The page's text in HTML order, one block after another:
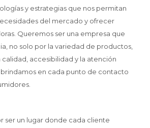
y estrategias que nos permitan
del mercado y ofrecer
Queremos ser una empresa que
no solo por la variedad de productos,
accesibilidad y la atención
en cada punto de contacto
ser un lugar donde cada cliente